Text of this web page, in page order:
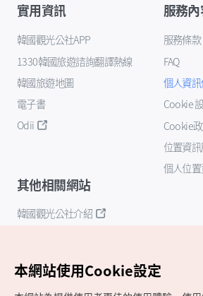
實用資訊
韓國觀光公社APP
1330韓國旅遊諮詢翻譯熱線
韓國旅遊地圖
電子書
Odii
服務
服務條款
FAQ
個人資
Cookie
Cookie
位置資
個人位
其他相關網站
韓國觀光公社介紹
本網站使用Cookie設定